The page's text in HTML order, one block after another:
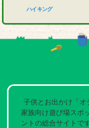
ハイキング
子供とお出かけ「
家族向け遊び場スポ
ントの総合サイトで